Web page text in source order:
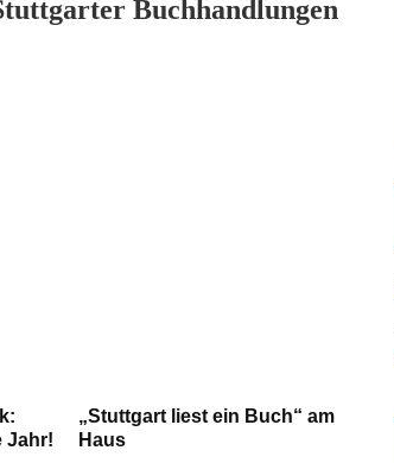
Buchhandlungen
Jahr!
„Stuttgart liest ein Buch“ am
Haus